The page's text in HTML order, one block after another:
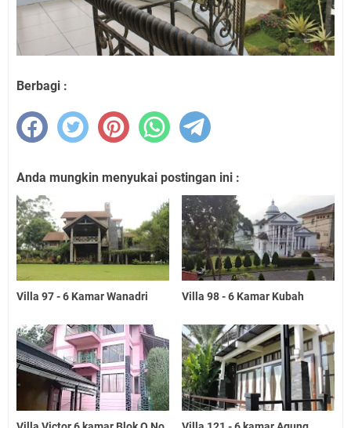
Berbagi :
Anda mungkin menyukai postingan ini :
Villa 97 - 6 Kamar Wanadri Villa 98 - 6 Kamar Kubah